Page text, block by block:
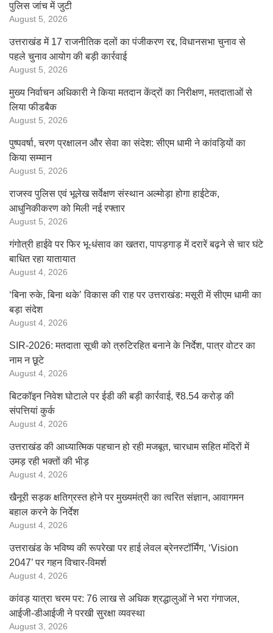
पुलिस जांच में जुटी
August 5, 2026
उत्तराखंड में 17 राजनीतिक दलों का पंजीकरण रद्द, विधानसभा चुनाव से
पहले चुनाव आयोग की बड़ी कार्रवाई
August 5, 2026
मुख्य निर्वाचन अधिकारी ने किया मतदान केंद्रों का निरीक्षण, मतदाताओं से
लिया फीडबैक
August 5, 2026
पुष्पवर्षा, चरण प्रक्षालन और सेवा का संदेश: सीएम धामी ने कांवड़ियों का
किया सम्मान
August 5, 2026
राजस्व पुलिस एवं भूलेख सर्वेक्षण संस्थान अल्मोड़ा होगा हाईटेक,
आधुनिकीकरण को मिली नई रफ्तार
August 5, 2026
गंगोत्री हाईवे पर फिर भू-धंसाव का खतरा, पापड़गाड़ में दरारें बढ़ने से चार घंटे
बाधित रहा यातायात
August 4, 2026
‘बिना रुके, बिना थके’ विकास की राह पर उत्तराखंड: मसूरी में सीएम धामी का
बड़ा संदेश
August 4, 2026
SIR-2026: मतदाता सूची को त्रुटिरहित बनाने के निर्देश, पात्र वोटर का
नाम न छूटे
August 4, 2026
बिटकॉइन निवेश घोटाले पर ईडी की बड़ी कार्रवाई, ₹8.54 करोड़ की
संपत्तियां कुर्क
August 4, 2026
उत्तराखंड की आध्यात्मिक पहचान हो रही मजबूत, चारधाम सहित मंदिरों में
उमड़ रही भक्तों की भीड़
August 4, 2026
खैनूरी सड़क क्षतिग्रस्त होने पर मुख्यमंत्री का त्वरित संज्ञान, आवागमन
बहाल करने के निर्देश
August 4, 2026
उत्तराखंड के भविष्य की रूपरेखा पर हाई लेवल ब्रेनस्टॉर्मिंग, ‘Vision
2047’ पर गहन विचार-विमर्श
August 4, 2026
कांवड़ यात्रा चरम पर: 76 लाख से अधिक श्रद्धालुओं ने भरा गंगाजल,
आईजी-डीआईजी ने परखी सुरक्षा व्यवस्था
August 3, 2026